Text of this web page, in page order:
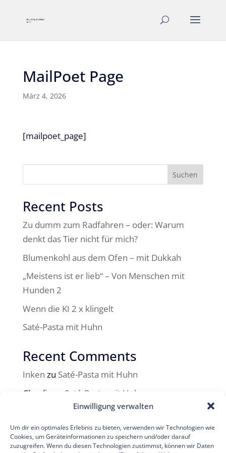
Einwilligung verwalten
Um dir ein optimales Erlebnis zu bieten, verwenden wir Technologien wie
Cookies, um Geräteinformationen zu speichern und/oder darauf
zuzugreifen. Wenn du diesen Technologien zustimmst, können wir Daten
MailPoet Page
März 4, 2026
[mailpoet_page]
Suchen
Recent Posts
Zu dumm zum Radfahren – oder: Warum
denkt das Tier nicht für mich?
Blumenkohl aus dem Ofen – mit Dukkah
„Meistens ist er lieb“ – Von Menschen mit
Hunden 2
Wenn die KI 2 x klingelt
Saté-Pasta mit Huhn
Recent Comments
Inken zu Saté-Pasta mit Huhn
Claudia
Saté-Pasta mit Huhn
Kürbis-Birnen-Quiche mit zweierlei
Käse
Inken zuEine kurze Einführung